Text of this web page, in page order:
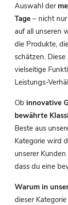
Auswahl der
Tage – nicht
auf all unseren
die Produkte,
schätzen.
vielseitige
Leistungs-
Ob innovative
bewährte
Beste aus
Kategorie wird
unserer
dass du eine
Warum in
dieser